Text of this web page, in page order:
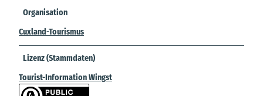
Organisation
Cuxland-Tourismus
Lizenz (Stammdaten)
Tourist-Information Wingst